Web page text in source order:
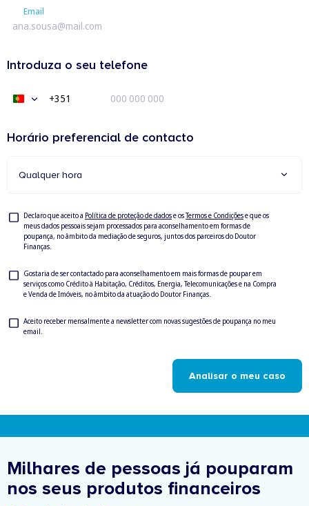
Email
Email
Introduza o seu telefone
Portugal+351
Horário preferencial de contacto
Qualquer hora
Consentimento
Declaro que aceito a Política de proteção de dadose osTermos e Condiçõese que os
meus dados pessoais sejam processados para aconselhamento em formas de
poupança, no âmbito da mediação de seguros, juntos dos parceiros do Doutor
Finanças.
Consentimento
para
contactado
Gostaria de ser contactado para aconselhamento em mais formas de poupar em
serviços como Crédito à Habitação, Créditos, Energia, Telecomunicações e na Compra
e Venda de Imóveis, no âmbito da atuação do Doutor Finanças.
Newsletter
Aceito receber mensalmente a newsletter com novas sugestões de poupança no meu
email.
Analisar o meu caso
Milhares de pessoas já pouparam
nos seus produtos financeiros